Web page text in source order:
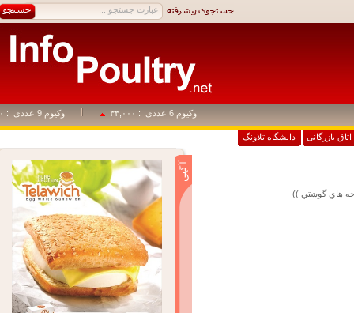
وکیوم 6 عددی : ۳۳,۰۰۰ وکیوم 9 عددی : ۴۹,۵۰۰
بازرگانی دانشگاه تلاونگ
هاي گوشتي ))